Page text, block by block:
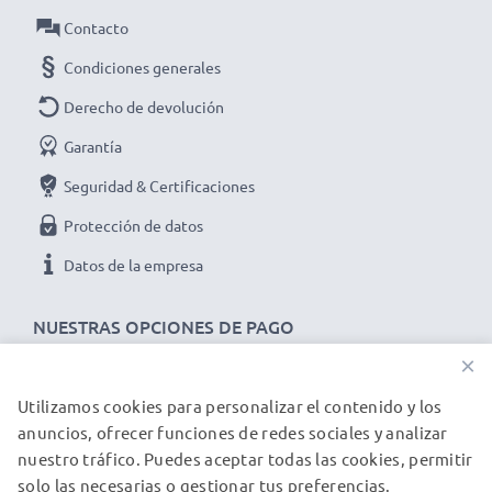
alta calidad
firmware en su dispositivo
➢ El cable USB es compatible con versiones USB
anteriores
Cable Mini USB de carga y de datos para
dispositivos MitacMio A501 / Mio C250 / Mio C317:
Marca:CELLONIC
Tipo:Data & Charging cable / Interface cable
Material conector: PVC
Versión : 2.0
Velocidad de datos (max): 480 MBit/s - USB 2.0
Corriente de carga: 1A
NUESTRAS OPCIONES DE PAGO
Contacto
Condiciones generales
Derecho de devolución
Garantía
Seguridad & Certificaciones
Protección de datos
Datos de la empresa
NUESTROS PARTNERS DE ENVÍO
×
Utilizamos cookies para personalizar el contenido y los
anuncios, ofrecer funciones de redes sociales y analizar
nuestro tráfico. Puedes aceptar todas las cookies, permitir
solo las necesarias o gestionar tus preferencias.